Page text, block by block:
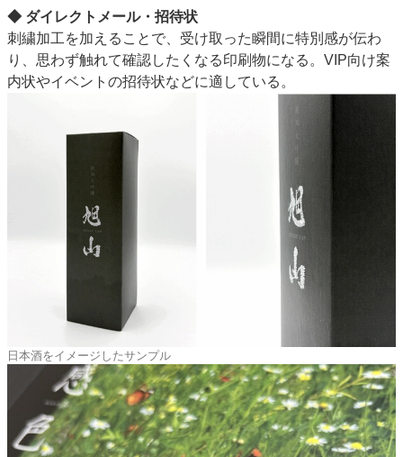
◆ ダイレクトメール・招待状
刺繍加工を加えることで、受け取った瞬間に特別感が伝わ
り、思わず触れて確認したくなる印刷物になる。VIP向け案
内状やイベントの招待状などに適している。
日本酒をイメージしたサンプル